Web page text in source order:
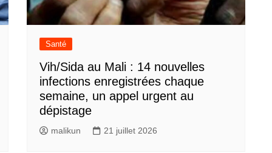
Santé
Vih/Sida au Mali : 14 nouvelles
infections enregistrées chaque
semaine, un appel urgent au
dépistage
malikun 21 juillet 2026